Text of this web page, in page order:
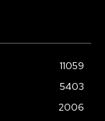
11059
5403
2006